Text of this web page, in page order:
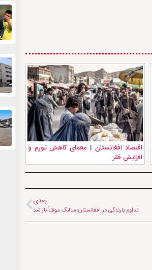
اقتصاد افغانستان | معمای کاهش تورم و
افزایش فقر
بعدی
تداوم بارندگی در افغانستان؛ سالنگ موقتاً باز شد